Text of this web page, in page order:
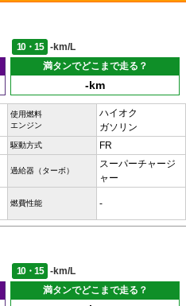
10・15
-km/L
満タンでどこまで走る？
-km
使用燃料
エンジン
ハイオク
ガソリン
駆動方式 FR
過給器（ターボ）
スーパーチャージ
ャー
燃費性能 -
10・15
-km/L
満タンでどこまで走る？